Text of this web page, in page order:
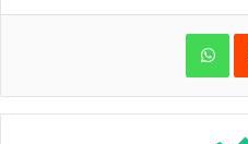
WhatsApp